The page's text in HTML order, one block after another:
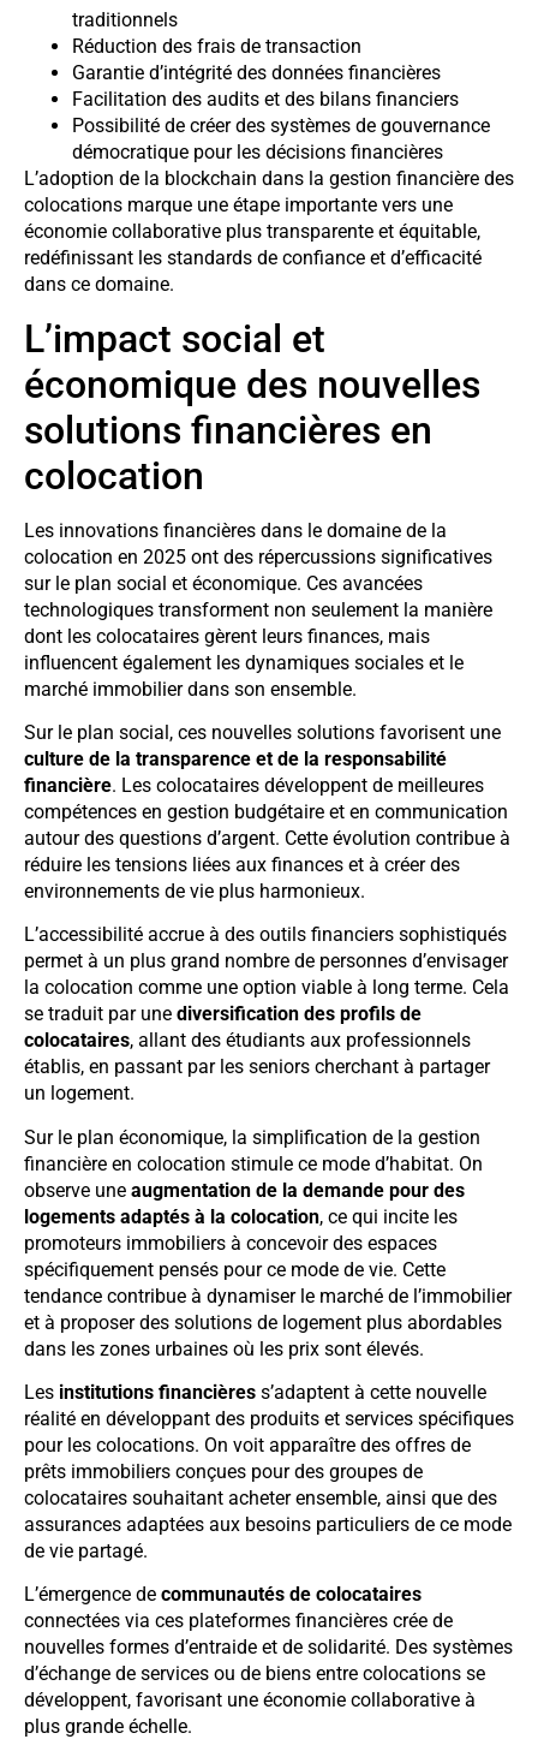
traditionnels
Réduction des frais de transaction
Garantie d’intégrité des données financières
Facilitation des audits et des bilans financiers
Possibilité de créer des systèmes de gouvernance
démocratique pour les décisions financières
L’adoption de la blockchain dans la gestion financière des
colocations marque une étape importante vers une
économie collaborative plus transparente et équitable,
redéfinissant les standards de confiance et d’efficacité
dans ce domaine.
L’impact social et
économique des nouvelles
solutions financières en
colocation
Les innovations financières dans le domaine de la
colocation en 2025 ont des répercussions significatives
sur le plan social et économique. Ces avancées
technologiques transforment non seulement la manière
dont les colocataires gèrent leurs finances, mais
influencent également les dynamiques sociales et le
marché immobilier dans son ensemble.
Sur le plan social, ces nouvelles solutions favorisent une
culture de la transparence et de la responsabilité
financière. Les colocataires développent de meilleures
compétences en gestion budgétaire et en communication
autour des questions d’argent. Cette évolution contribue à
réduire les tensions liées aux finances et à créer des
environnements de vie plus harmonieux.
L’accessibilité accrue à des outils financiers sophistiqués
permet à un plus grand nombre de personnes d’envisager
la colocation comme une option viable à long terme. Cela
se traduit par une diversification des profils de
colocataires, allant des étudiants aux professionnels
établis, en passant par les seniors cherchant à partager
un logement.
Sur le plan économique, la simplification de la gestion
financière en colocation stimule ce mode d’habitat. On
observe une augmentation de la demande pour des
logements adaptés à la colocation, ce qui incite les
promoteurs immobiliers à concevoir des espaces
spécifiquement pensés pour ce mode de vie. Cette
tendance contribue à dynamiser le marché de l’immobilier
et à proposer des solutions de logement plus abordables
dans les zones urbaines où les prix sont élevés.
Les institutions financières s’adaptent à cette nouvelle
réalité en développant des produits et services spécifiques
pour les colocations. On voit apparaître des offres de
prêts immobiliers conçues pour des groupes de
colocataires souhaitant acheter ensemble, ainsi que des
assurances adaptées aux besoins particuliers de ce mode
de vie partagé.
L’émergence de communautés de colocataires
connectées via ces plateformes financières crée de
nouvelles formes d’entraide et de solidarité. Des systèmes
d’échange de services ou de biens entre colocations se
développent, favorisant une économie collaborative à
plus grande échelle.